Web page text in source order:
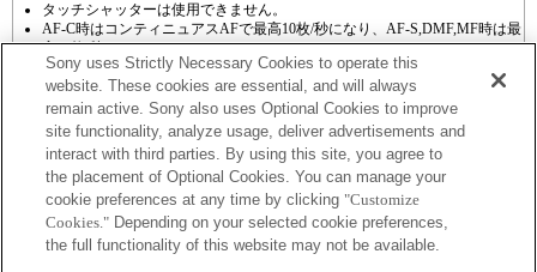
タッチシャッターは使用できません。
AF-C時はコンティニュアスAFで最高10枚/秒になり、AF-S,DMF,MF時は最
高20枚/秒になります。
プレスリリース
ご利用条件
Sony uses Strictly Necessary Cookies to operate this
website. These cookies are essential, and will always
remain active. Sony also uses Optional Cookies to improve
site functionality, analyze usage, deliver advertisements and
interact with third parties. By using this site, you agree to
the placement of Optional Cookies. You can manage your
cookie preferences at any time by clicking "Customize
Cookies." Depending on your selected cookie preferences,
the full functionality of this website may not be available.